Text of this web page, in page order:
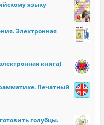
языку
Электронная
книга)
Печатный
голубцы.